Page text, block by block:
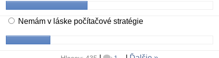
Nemám v láske počítačové stratégie